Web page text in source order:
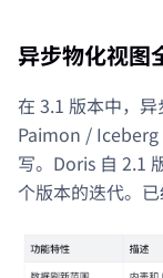
异步物化视图
在 3.1 版本中，
Paimon /
写。Doris 自 2.1
个版本的迭代。